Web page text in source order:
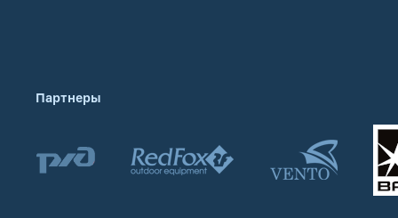
Партнеры